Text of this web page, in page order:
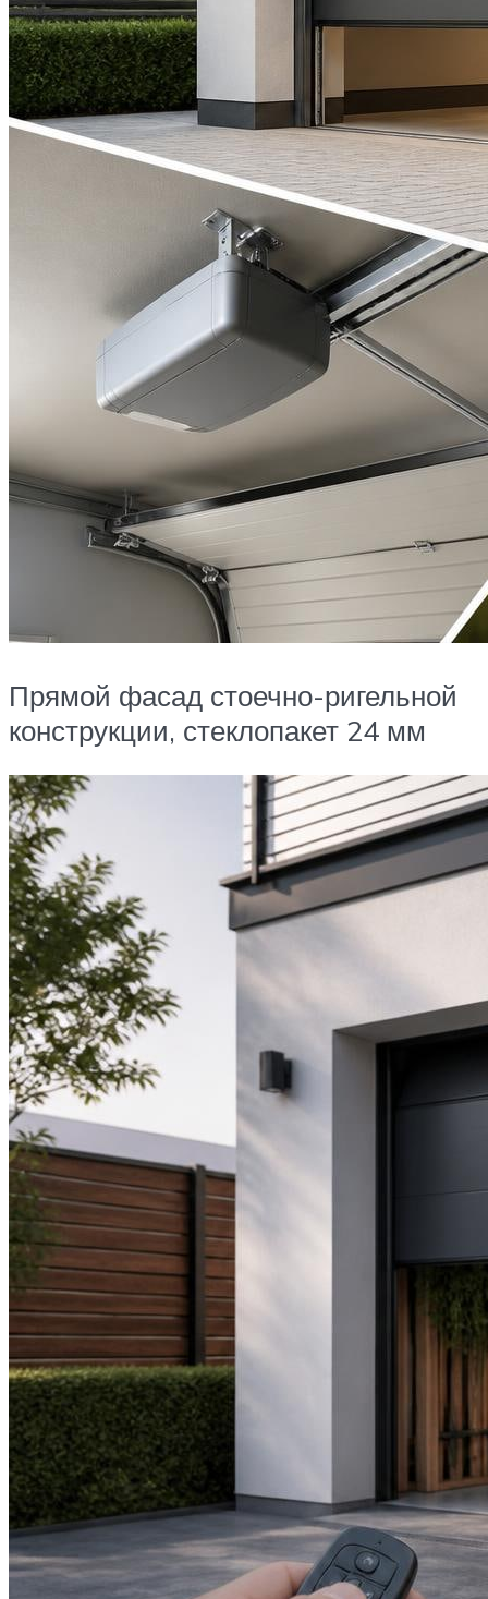
Прямой фасад стоечно-ригельной
конструкции, стеклопакет 24 мм